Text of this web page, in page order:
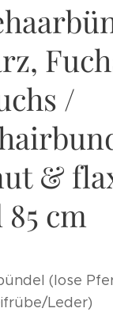
/
&
cm
(lose
Leder)